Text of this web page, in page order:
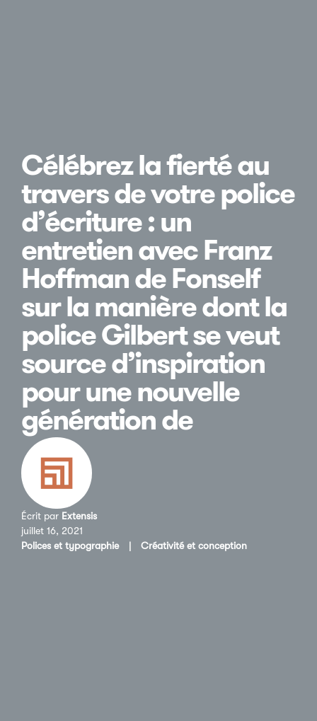
Célébrez la fierté au
travers de votre police
d’écriture : un
entretien avec Franz
Hoffman de Fonself
sur la manière dont la
police Gilbert se veut
source d’inspiration
pour une nouvelle
génération de
Écrit par Extensis
juillet 16, 2021
Polices et typographie
| Créativité et conception